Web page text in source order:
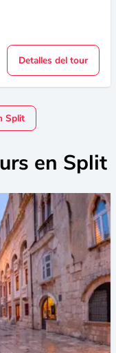
Detalles del tour
Split
en Split